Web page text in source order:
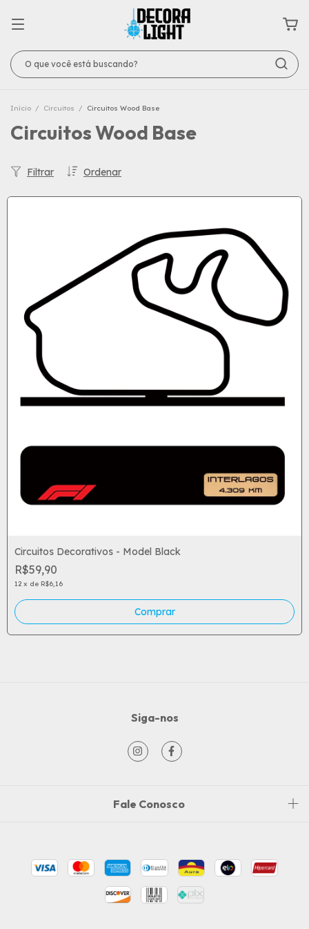
Início / Circuitos / Circuitos Wood Base
Circuitos Wood Base
Ordenar
Filtrar
Circuitos Decorativos - Model Black
R$59,90
12 x de R$6,16
Comprar
Siga-nos
Fale Conosco